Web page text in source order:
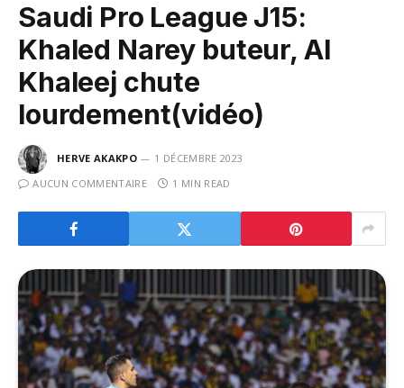
Saudi Pro League J15:
Khaled Narey buteur, Al
Khaleej chute
lourdement(vidéo)
HERVE AKAKPO
1 DÉCEMBRE 2023
AUCUN COMMENTAIRE
1 MIN READ